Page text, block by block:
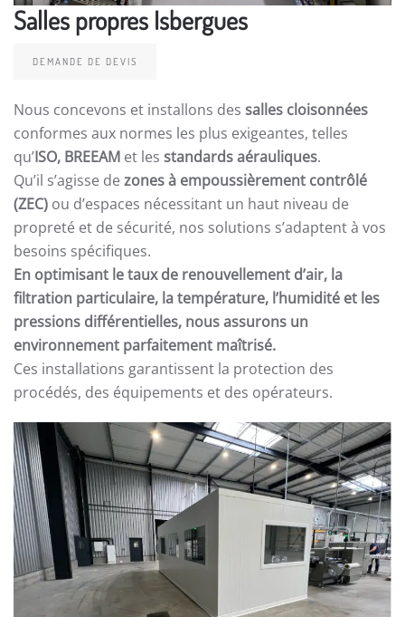
Salles propres Isbergues
DEMANDE DE DEVIS
Nous concevons et installons des salles cloisonnées
conformes aux normes les plus exigeantes, telles
qu’ISO, BREEAM et les standards aérauliques.
Qu’il s’agisse de zones à empoussièrement contrôlé
(ZEC) ou d’espaces nécessitant un haut niveau de
propreté et de sécurité, nos solutions s’adaptent à vos
besoins spécifiques.
En optimisant le taux de renouvellement d’air, la
filtration particulaire, la température, l’humidité et les
pressions différentielles, nous assurons un
environnement parfaitement maîtrisé.
Ces installations garantissent la protection des
procédés, des équipements et des opérateurs.